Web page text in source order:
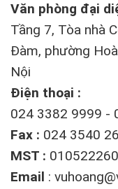
Văn phòng đại
Tầng 7, Tòa nhà
Đàm, phường
Nội
Điện thoại :
024 3382 9999 -
Fax : 024 3540
MST :
Email :